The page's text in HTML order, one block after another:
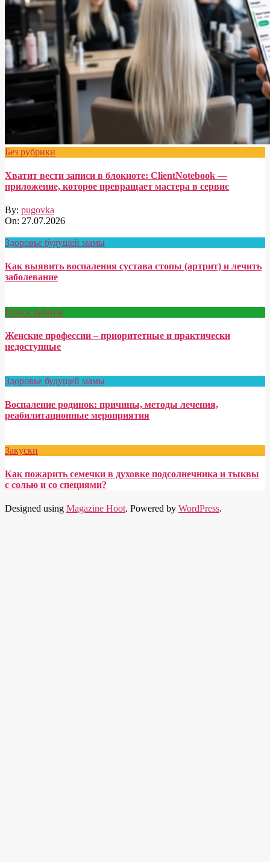
Без рубрики
Хватит вести записи в блокноте: ClientNotebook —
приложение, которое превращает мастера в сервис
By: pugovka
On: 27.07.2026
Здоровье будущей мамы
Как выявить воспаления сустава стопы (артрит) и лечить
заболевание
Поиск работы
Женские профессии – приоритетные и практически
недоступные
Здоровье будущей мамы
Воспаление родинок: причины, методы лечения,
реабилитационные мероприятия
Закуски
Как пожарить семечки в духовке подсолнечника и тыквы
с солью и со специями?
Designed using Magazine Hoot. Powered by WordPress.